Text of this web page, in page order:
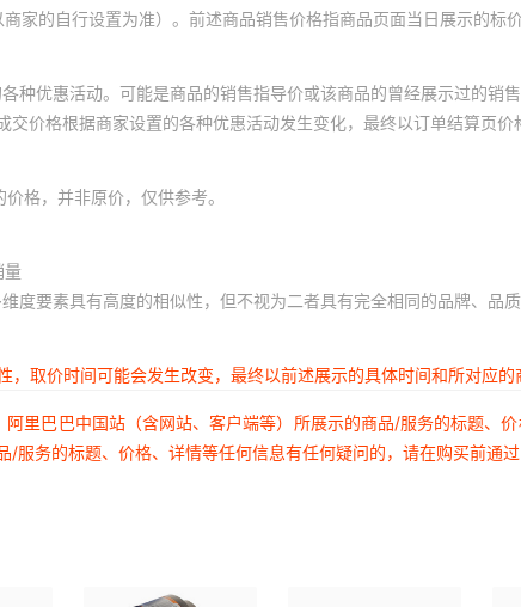
家的自行设置为准）。前述商品销售价格指商品页面当日展示的
种优惠活动。可能是商品的销售指导价或该商品的曾经展示过的销
价格根据商家设置的各种优惠活动发生变化，最终以订单结算页价
格，并非原价，仅供参考。
量
度要素具有高度的相似性，但不视为二者具有完全相同的品牌、品
取价时间可能会发生改变，最终以前述展示的具体时间和所对应的
里巴巴中国站（含网站、客户端等）所展示的商品/服务的标题、
务的标题、价格、详情等任何信息有任何疑问的，请在购买前通